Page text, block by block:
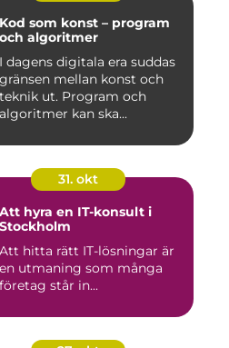
Kod som konst – program
och algoritmer
I dagens digitala era suddas
gränsen mellan konst och
teknik ut. Program och
algoritmer kan ska...
31. okt
Att hyra en IT-konsult i
Stockholm
Att hitta rätt IT-lösningar är
en utmaning som många
företag står in...